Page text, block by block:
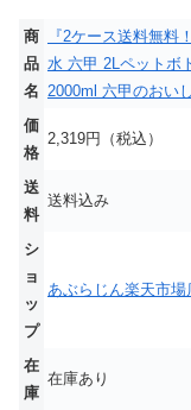
商
品
名
『2ケース送料無
水 六甲 2Lペットボ
2000ml 六甲のおい
価
格
2,319円（税込）
送
料
送料込み
シ
ョ
ッ
プ
あぶらじん楽天市場
在
庫
在庫あり